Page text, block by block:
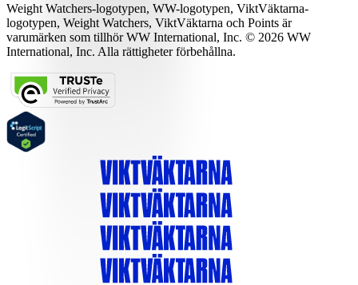
Weight Watchers-logotypen, WW-logotypen, ViktVäktarna-
logotypen, Weight Watchers, ViktVäktarna och Points är
varumärken som tillhör WW International, Inc. © 2026 WW
International, Inc. Alla rättigheter förbehållna.